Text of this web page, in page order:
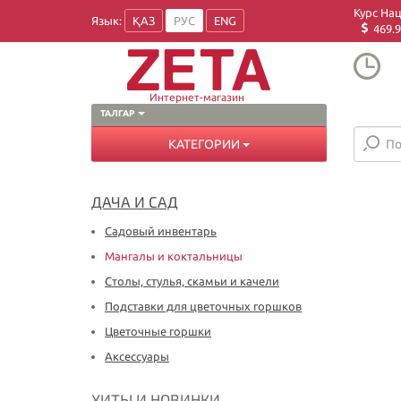
Язык: ҚАЗ РУС ENG
Курс
ТАЛГАР
Интернет-магазин
КАТЕГОРИИ
ДАЧА И САД
Садовый инвентарь
Мангалы и коктальницы
Столы, стулья, скамьи и качели
Подставки для цветочных горшков
Цветочные горшки
Аксессуары